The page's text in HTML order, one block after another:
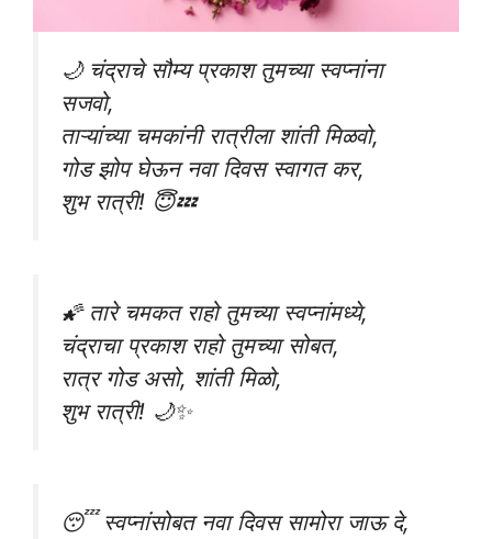
🌙 चंद्राचे सौम्य प्रकाश तुमच्या स्वप्नांना
सजवो,
ताऱ्यांच्या चमकांनी रात्रीला शांती मिळवो,
गोड झोप घेऊन नवा दिवस स्वागत कर,
शुभ रात्री! 😇💤
🌠 तारे चमकत राहो तुमच्या स्वप्नांमध्ये,
चंद्राचा प्रकाश राहो तुमच्या सोबत,
रात्र गोड असो, शांती मिळो,
शुभ रात्री! 🌙✨
😴 स्वप्नांसोबत नवा दिवस सामोरा जाऊ दे,